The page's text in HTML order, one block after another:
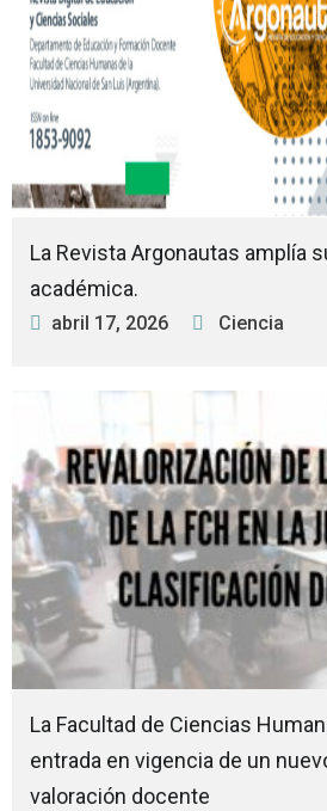
La Revista Argonautas amplía
académica.
abril 17, 2026 Ciencia
La Facultad de Ciencias
entrada en vigencia de un
valoración docente